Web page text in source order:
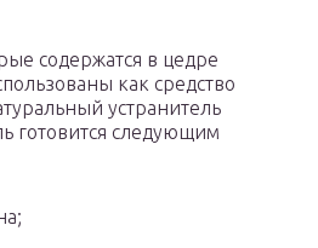
содержатся в цедре
как средство
устранитель
готовится следующим